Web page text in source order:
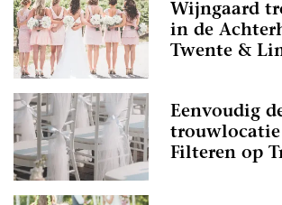
Wijngaard
in de
Twente &
Eenvoudig
trouwlocatie
Filteren op